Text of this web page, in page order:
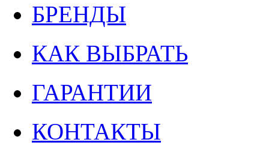
БРЕНДЫ
КАК ВЫБРАТЬ
ГАРАНТИИ
КОНТАКТЫ